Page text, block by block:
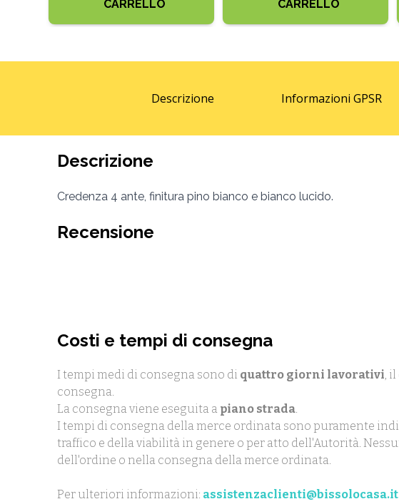
CARRELLO
CARRELLO
Descrizione Informazioni GPSR
Descrizione
Credenza 4 ante, finitura pino bianco e bianco lucido.
Recensione
Costi e tempi di consegna
I tempi medi di consegna sono di quattro giorni lavorativi,
consegna.
La consegna viene eseguita a piano strada.
I tempi di consegna della merce ordinata sono puramente
traffico e della viabilità in genere o per atto dell'Autorità.
dell'ordine o nella consegna della merce ordinata.
Per ulteriori informazioni: assistenzaclienti@bissolocasa.it